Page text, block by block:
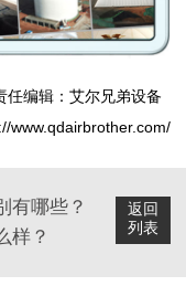
任编辑：艾尔兄弟设备
www.qdairbrother.com/
返回
列表
有哪些？
样？